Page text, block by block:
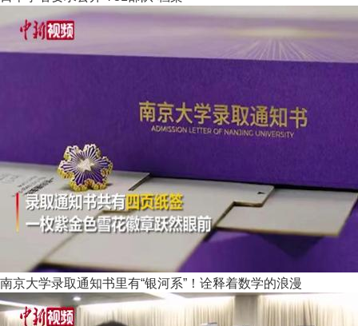
南京大学录取通知书里有“银河系”！诠释着数学的浪漫